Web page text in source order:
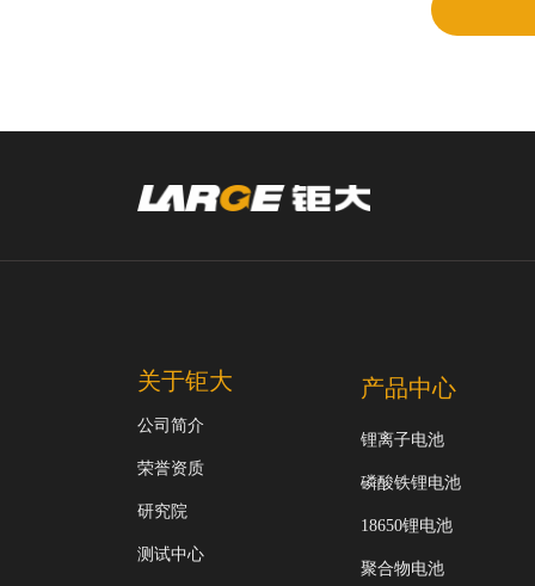
关于钜大
公司简介
荣誉资质
研究院
测试中心
产品中心
锂离子电池
磷酸铁锂电池
18650锂电池
聚合物电池